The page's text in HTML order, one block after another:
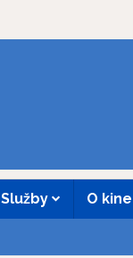
Služby O kine